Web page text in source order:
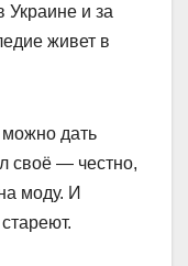
Украине и за
живет в
дать
своё — честно,
моду. И